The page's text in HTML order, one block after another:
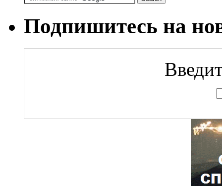
Подпишитесь на